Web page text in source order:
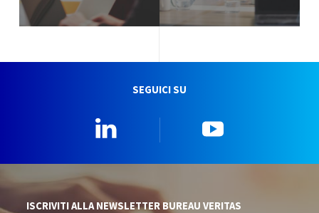
SEGUICI SU
ISCRIVITI ALLA NEWSLETTER BUREAU VERITAS